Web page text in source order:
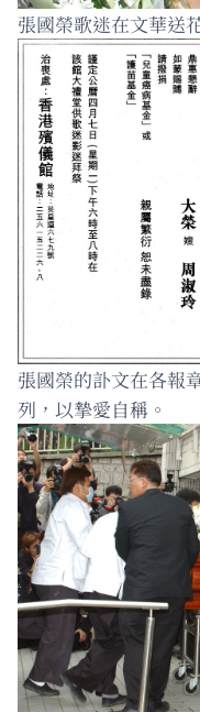
張國榮歌迷在文華送
張國榮的訃文在各報
列，以摯愛自稱。 ​